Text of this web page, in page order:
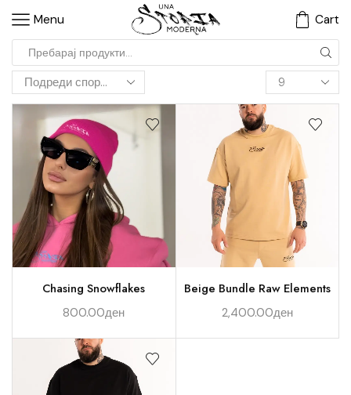
Menu Cart
Chasing Snowflakes
800.00ден
Beige Bundle Raw Elements
2,400.00ден